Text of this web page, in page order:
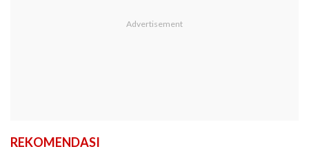
REKOMENDASI